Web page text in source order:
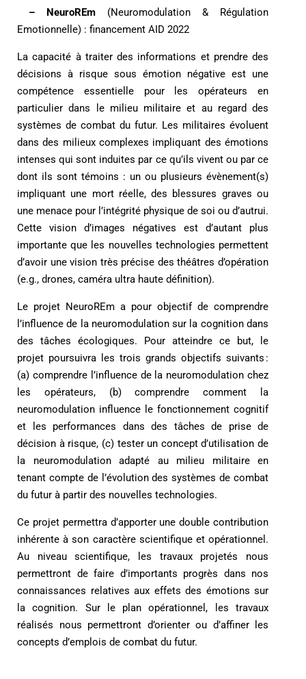
– NeuroREm (Neuromodulation & Régulation
Emotionnelle) : financement AID 2022
La capacité à traiter des informations et prendre des
décisions à risque sous émotion négative est une
compétence essentielle pour les opérateurs en
particulier dans le milieu militaire et au regard des
systèmes de combat du futur. Les militaires évoluent
dans des milieux complexes impliquant des émotions
intenses qui sont induites par ce qu’ils vivent ou par ce
dont ils sont témoins : un ou plusieurs évènement(s)
impliquant une mort réelle, des blessures graves ou
une menace pour l’intégrité physique de soi ou d’autrui.
Cette vision d’images négatives est d’autant plus
importante que les nouvelles technologies permettent
d’avoir une vision très précise des théâtres d’opération
(e.g., drones, caméra ultra haute définition).
Le projet NeuroREm a pour objectif de comprendre
l’influence de la neuromodulation sur la cognition dans
des tâches écologiques. Pour atteindre ce but, le
projet poursuivra les trois grands objectifs suivants :
(a) comprendre l’influence de la neuromodulation chez
les opérateurs, (b) comprendre comment la
neuromodulation influence le fonctionnement cognitif
et les performances dans des tâches de prise de
décision à risque, (c) tester un concept d’utilisation de
la neuromodulation adapté au milieu militaire en
tenant compte de l’évolution des systèmes de combat
du futur à partir des nouvelles technologies.
Ce projet permettra d’apporter une double contribution
inhérente à son caractère scientifique et opérationnel.
Au niveau scientifique, les travaux projetés nous
permettront de faire d’importants progrès dans nos
connaissances relatives aux effets des émotions sur
la cognition. Sur le plan opérationnel, les travaux
réalisés nous permettront d’orienter ou d’affiner les
concepts d’emplois de combat du futur.